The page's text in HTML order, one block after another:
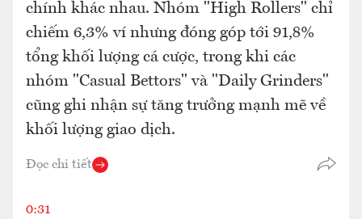
chính khác nhau. Nhóm "High Rollers" chỉ
chiếm 6,3% ví nhưng đóng góp tới 91,8%
tổng khối lượng cá cược, trong khi các
nhóm "Casual Bettors" và "Daily Grinders"
cũng ghi nhận sự tăng trưởng mạnh mẽ về
khối lượng giao dịch.
Đọc chi tiết
0:31